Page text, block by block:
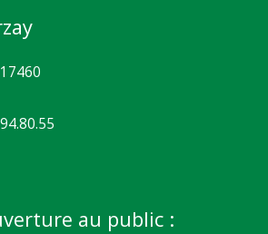
au public :